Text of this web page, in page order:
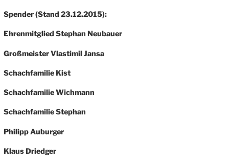
Spender (Stand 23.12.2015):
Ehrenmitglied Stephan Neubauer
Großmeister Vlastimil Jansa
Schachfamilie Kist
Schachfamilie Wichmann
Schachfamilie Stephan
Philipp Auburger
Klaus Driedger